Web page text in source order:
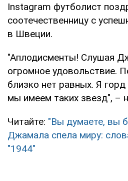
Instagram футболист
соотечественницу с
в Швеции.
"Аплодисменты! Слушая
огромное удовольствие.
близко нет равных. Я горд
мы имеем таких звезд", –
Читайте: "Вы думаете, вы
Джамала спела миру:
"1944"